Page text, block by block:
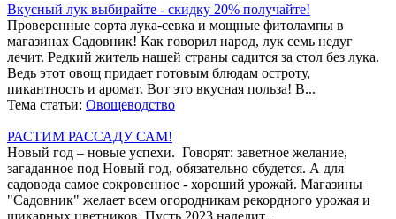
Вкусный лук выбирайте - скидку 20% получайте!
Проверенные сорта лука-севка и мощные фитолампы в
магазинах Садовник! Как говорил народ, лук семь недуг
лечит. Редкий житель нашей страны садится за стол без лука.
Ведь этот овощ придает готовым блюдам остроту,
пикантность и аромат. Вот это вкусная польза! В...
Тема статьи: Овощеводство
РАСТИМ РАССАДУ САМ!
Новый год – новые успехи. Говорят: заветное желание,
загаданное под Новый год, обязательно сбудется. А для
садовода самое сокровенное - хороший урожай. Магазины
"Садовник" желает всем огородникам рекордного урожая и
шикарных цветников. Пусть 2023 наделит...